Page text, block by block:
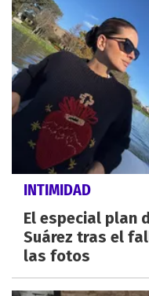
INTIMIDAD
El especial plan
Suárez tras el
las fotos